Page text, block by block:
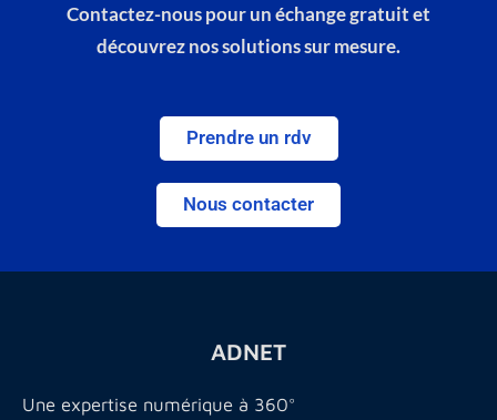
Contactez-nous pour un échange gratuit et
découvrez nos solutions sur mesure.
Prendre un rdv
Nous contacter
ADNET
Une expertise numérique à 360°